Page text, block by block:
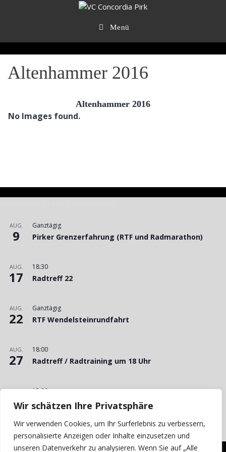
Wir schätzen Ihre Privatsphäre
Wir verwenden Cookies, um Ihr Surferlebnis zu verbessern,
personalisierte Anzeigen oder Inhalte einzusetzen und
unseren Datenverkehr zu analysieren. Wenn Sie auf „Alle
Menü
Altenhammer 2016
Altenhammer 2016
No Images found.
AUG.
9
Ganztägig
Pirker Grenzerfahrung (RTF und Radmarathon)
AUG.
17
18:30
Radtreff 22
AUG.
22
Ganztägig
RTF Wendelsteinrundfahrt
AUG.
27
18:00
Radtreff / Radtraining um 18 Uhr
AUG.
29
15:00
Bergzeitfahren Kemnath am Buchberg
Kalender anzeigen